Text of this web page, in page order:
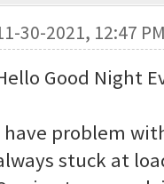
30-2021, 12:47
Good Night
have problem
stuck at